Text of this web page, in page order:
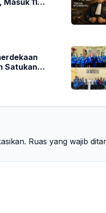
Satukan
Ruas yang wajib